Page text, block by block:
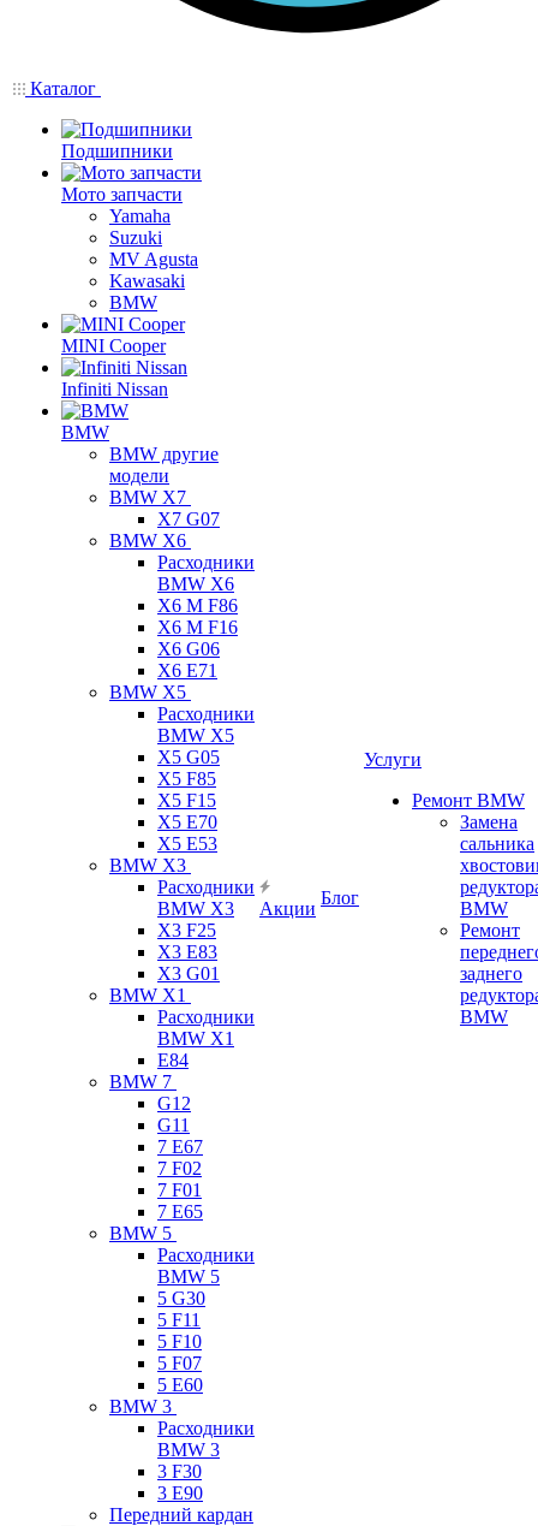
Каталог
Подшипники
Мото запчасти
Yamaha
Suzuki
MV Agusta
Kawasaki
BMW
MINI Cooper
Infiniti Nissan
BMW
BMW другие
модели
BMW X7
X7 G07
BMW X6
Расходники
BMW X6
X6 M F86
X6 M F16
X6 G06
X6 E71
BMW X5
Расходники
BMW X5
X5 G05
X5 F85
X5 F15
X5 E70
X5 E53
BMW X3
Расходники
BMW X3
X3 F25
X3 E83
X3 G01
BMW X1
Расходники
BMW X1
E84
BMW 7
G12
G11
7 Е67
7 F02
7 F01
7 E65
BMW 5
Расходники
BMW 5
5 G30
5 F11
5 F10
5 F07
5 E60
BMW 3
Расходники
BMW 3
3 F30
3 E90
Передний кардан
Акции
Блог
Услуги
Ремонт BMW
Замена
сальника
BMW
Ремонт
заднего
BMW